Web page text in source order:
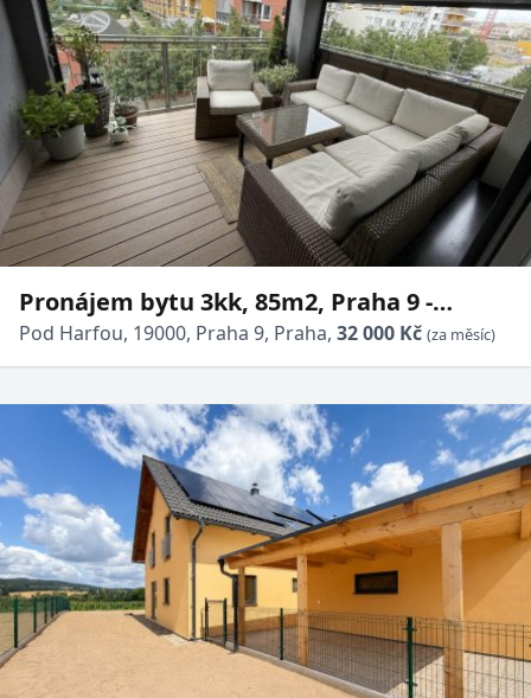
Pronájem bytu 3kk, 85m2, Praha 9 -
Vysočany
Pod Harfou, 19000, Praha 9, Praha, 32 000 Kč (za měsíc)